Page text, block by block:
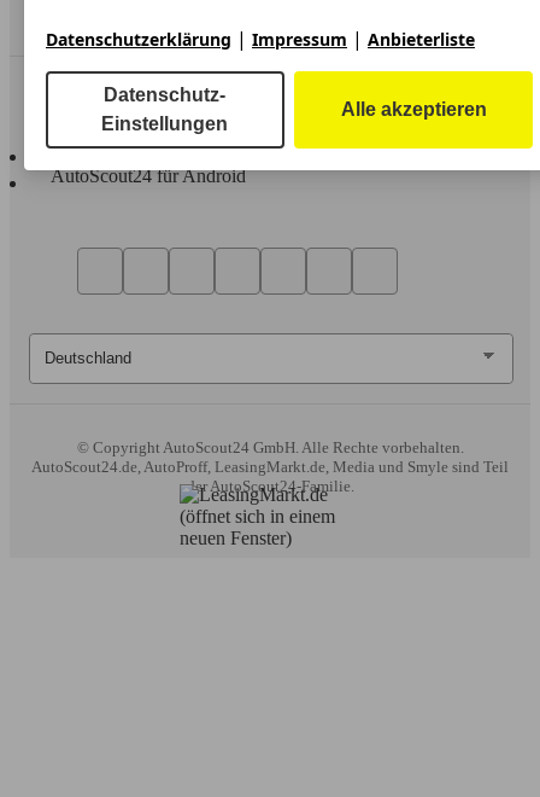
In Verbindung bleiben
AutoScout24 für iOS
AutoScout24 für Android
© Copyright AutoScout24 GmbH. Alle Rechte vorbehalten.
AutoScout24.de, AutoProff, LeasingMarkt.de, Media und Smyle sind Teil
der AutoScout24-Familie.
Datenschutzerklärung | Impressum | Anbieterliste
Datenschutz-
Einstellungen
Alle akzeptieren